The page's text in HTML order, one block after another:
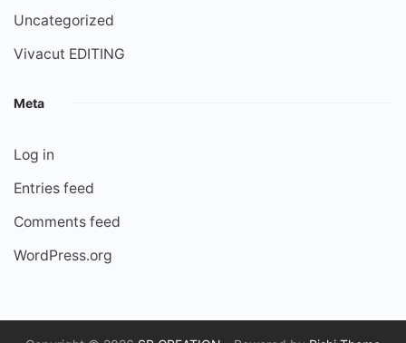
Uncategorized
Vivacut EDITING
Meta
Log in
Entries feed
Comments feed
WordPress.org